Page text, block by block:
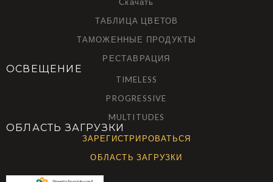
ТАБЛИЦА ЦВЕТОВ
ТАМОЖЕННЫЕ ПРОДУКТЫ
РЕСТАВРАЦИЯ
ОСВЕЩЕНИЕ
TIMELESS
PROGRESSIVE
MULTITUDES
ОБЛАСТЬ ЗАГРУЗКИ
ЗАРЕГИСТРИРОВАТЬСЯ
ОБЛАСТЬ ЗАГРУЗКИ